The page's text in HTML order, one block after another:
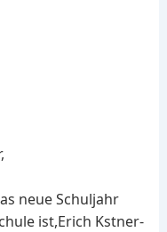
neue Schuljahr
ist,Erich Kstner-